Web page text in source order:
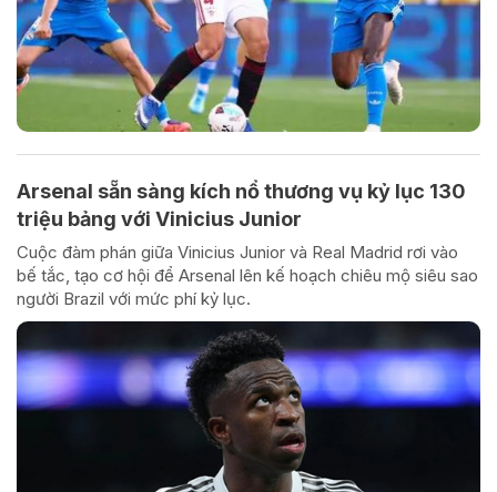
Arsenal sẵn sàng kích nổ thương vụ kỷ lục 130
triệu bảng với Vinicius Junior
Cuộc đàm phán giữa Vinicius Junior và Real Madrid rơi vào
bế tắc, tạo cơ hội để Arsenal lên kế hoạch chiêu mộ siêu sao
người Brazil với mức phí kỷ lục.